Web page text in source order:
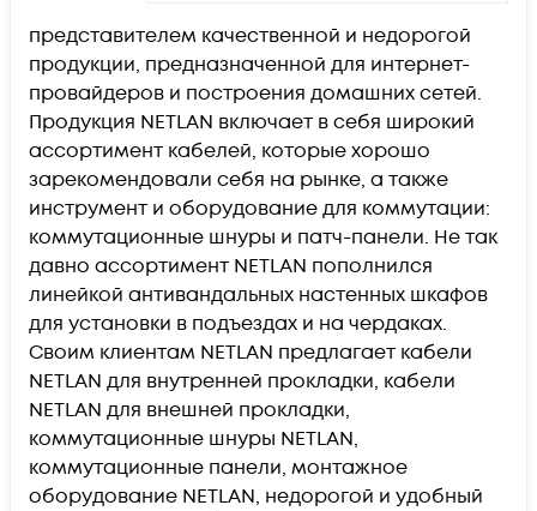
представителем качественной и недорогой
продукции, предназначенной для интернет-
провайдеров и построения домашних сетей.
Продукция NETLAN включает в себя широкий
ассортимент кабелей, которые хорошо
зарекомендовали себя на рынке, а также
инструмент и оборудование для коммутации:
коммутационные шнуры и патч-панели. Не так
давно ассортимент NETLAN пополнился
линейкой антивандальных настенных шкафов
для установки в подъездах и на чердаках.
Своим клиентам NETLAN предлагает кабели
NETLAN для внутренней прокладки, кабели
NETLAN для внешней прокладки,
коммутационные шнуры NETLAN,
коммутационные панели, монтажное
оборудование NETLAN, недорогой и удобный